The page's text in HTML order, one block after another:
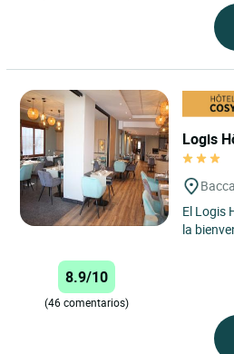
Logis
El Logis
la
8.9/10
(46 comentarios)